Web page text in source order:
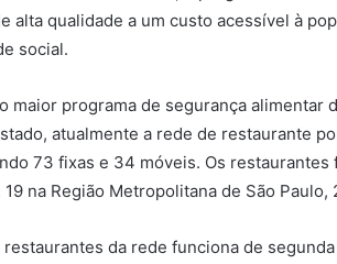
alta qualidade a um custo acessível à
social.
maior programa de segurança alimentar
atualmente a rede de restaurante
73 fixas e 34 móveis. Os
19 na Região Metropolitana de São
restaurantes da rede funciona de